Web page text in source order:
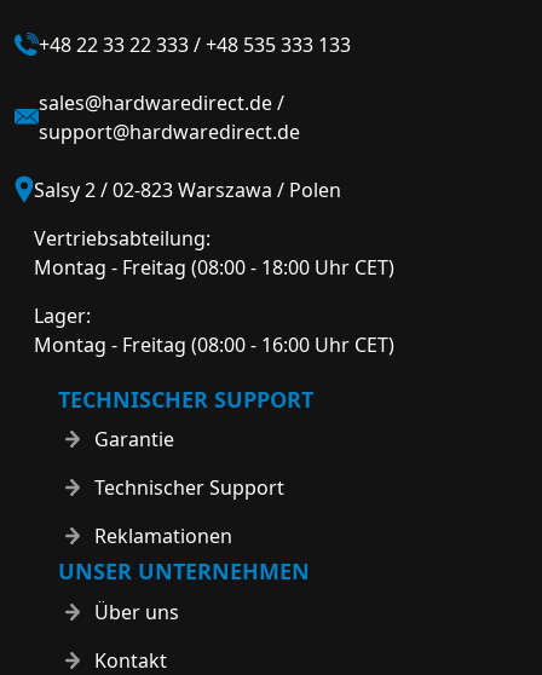
+48 22 33 22 333/+48 535 333 133
sales@hardwaredirect.de/
support@hardwaredirect.de
Salsy 2 / 02-823 Warszawa / Polen
Vertriebsabteilung:
Montag - Freitag (08:00 - 18:00 Uhr CET)
Lager:
Montag - Freitag (08:00 - 16:00 Uhr CET)
TECHNISCHER SUPPORT
Garantie
Technischer Support
Reklamationen
UNSER UNTERNEHMEN
Über uns
Kontakt